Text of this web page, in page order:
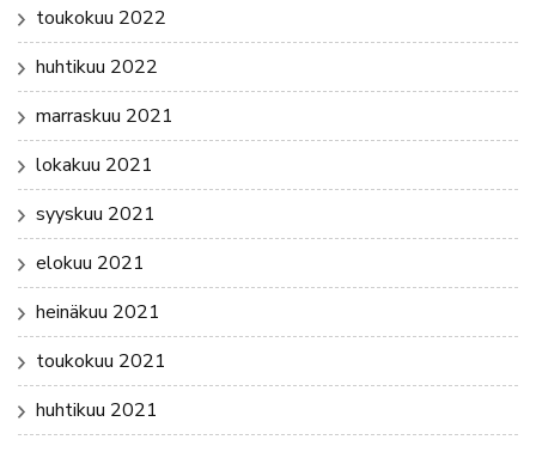
toukokuu 2022
huhtikuu 2022
marraskuu 2021
lokakuu 2021
syyskuu 2021
elokuu 2021
heinäkuu 2021
toukokuu 2021
huhtikuu 2021